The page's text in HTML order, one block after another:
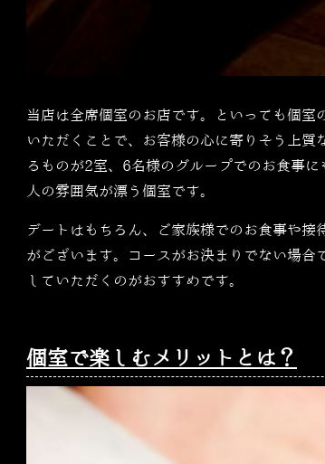
当店は全席個室のお店です。といっても個
いただくことで、お客様の心に寄りそう上
るものが2室、6名様のグループでのお食事
人の雰囲気が漂う個室です。
デートはもちろん、ご家族様でのお食事や
がございます。コースがお決まりでない場
していただくのがおすすめです。
個室で楽しむメリットとは？